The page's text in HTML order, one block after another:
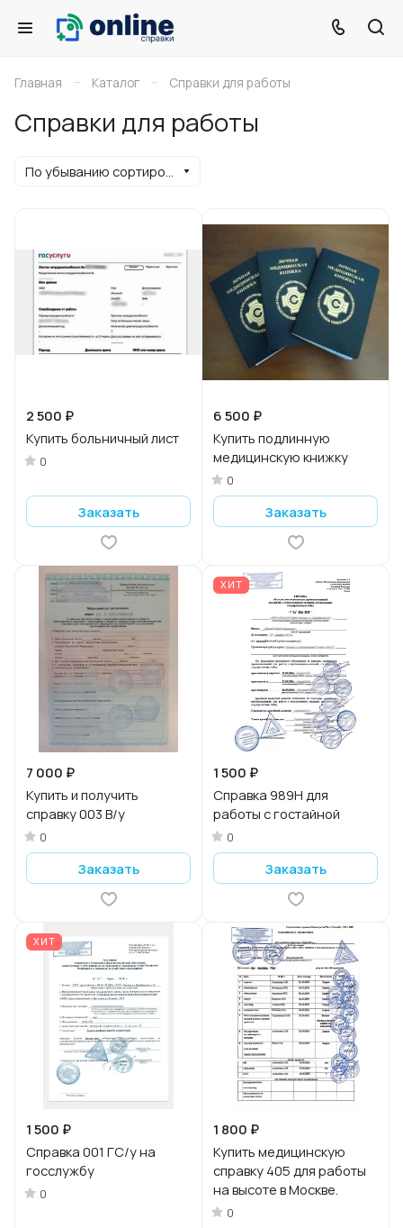
Главная – Каталог – Справки для работы
Справки для работы
По убыванию сортировки
2 500 ₽
Купить больничный лист
0
Заказать
6 500 ₽
Купить подлинную
медицинскую книжку
0
Заказать
7 000 ₽
Купить и получить
справку 003 В/у
0
Заказать
ХИТ
1 500 ₽
Справка 989Н для
работы с гостайной
0
Заказать
ХИТ
1 500 ₽
Справка 001 ГС/у на
госслужбу
0
1 800 ₽
Купить медицинскую
справку 405 для работы
на высоте в Москве.
0